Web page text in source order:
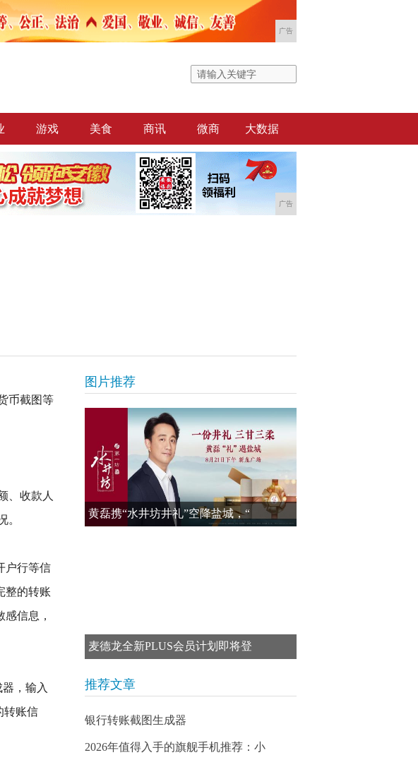
广告
游戏 美食 商讯 微商 大数据
广告
币截图等
、收款人
。
户行等信
整的转账
信息，
，输入
转账信
图片推荐
黄磊携“水井坊井礼”空降盐城，“
麦德龙全新PLUS会员计划即将登
推荐文章
银行转账截图生成器
2026年值得入手的旗舰手机推荐：小